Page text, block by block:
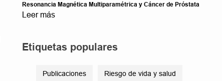
Resonancia Magnética Multiparamétrica y Cáncer de Próstata
Leer más
Etiquetas populares
Publicaciones Riesgo de vida y salud